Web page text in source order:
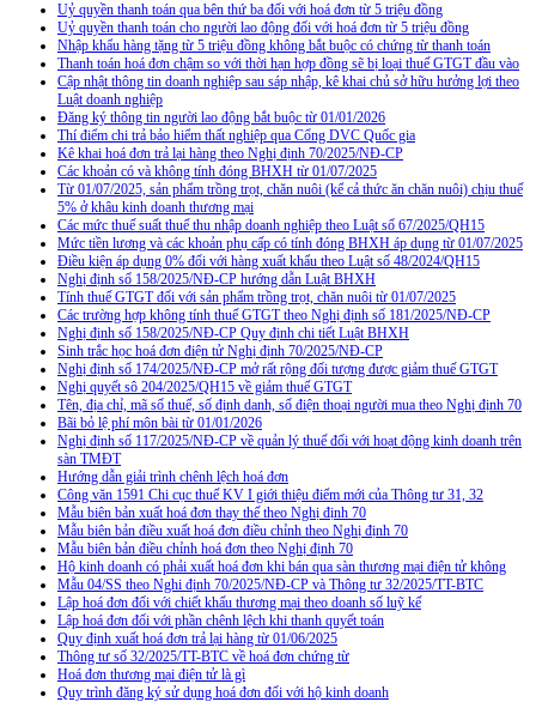
Uỷ quyền thanh toán qua bên thứ ba đối với hoá đơn từ 5 triệu đồng
Uỷ quyền thanh toán cho người lao động đối với hoá đơn từ 5 triệu đồng
Nhập khẩu hàng tặng từ 5 triệu đồng không bắt buộc có chứng từ thanh toán
Thanh toán hoá đơn chậm so với thời hạn hợp đồng sẽ bị loại thuế GTGT đầu vào
Cập nhật thông tin doanh nghiệp sau sáp nhập, kê khai chủ sở hữu hưởng lợi theo
Luật doanh nghiệp
Đăng ký thông tin người lao động bắt buộc từ 01/01/2026
Thí điểm chi trả bảo hiểm thất nghiệp qua Cổng DVC Quốc gia
Kê khai hoá đơn trả lại hàng theo Nghị định 70/2025/NĐ-CP
Các khoản có và không tính đóng BHXH từ 01/07/2025
Từ 01/07/2025, sản phẩm trồng trọt, chăn nuôi (kể cả thức ăn chăn nuôi) chịu thuế
5% ở khâu kinh doanh thương mại
Các mức thuế suất thuế thu nhập doanh nghiệp theo Luật số 67/2025/QH15
Mức tiền lương và các khoản phụ cấp có tính đóng BHXH áp dụng từ 01/07/2025
Điều kiện áp dụng 0% đối với hàng xuất khẩu theo Luật số 48/2024/QH15
Nghị định số 158/2025/NĐ-CP hướng dẫn Luật BHXH
Tính thuế GTGT đối với sản phẩm trồng trọt, chăn nuôi từ 01/07/2025
Các trường hợp không tính thuế GTGT theo Nghị định số 181/2025/NĐ-CP
Nghị định số 158/2025/NĐ-CP Quy định chi tiết Luật BHXH
Sinh trắc học hoá đơn điện tử Nghị định 70/2025/NĐ-CP
Nghị định số 174/2025/NĐ-CP mở rất rộng đối tượng được giảm thuế GTGT
Nghị quyết sô 204/2025/QH15 về giảm thuế GTGT
Tên, địa chỉ, mã số thuế, số định danh, số điện thoại người mua theo Nghị định 70
Bãi bỏ lệ phí môn bài từ 01/01/2026
Nghị định số 117/2025/NĐ-CP về quản lý thuế đối với hoạt động kinh doanh trên
sàn TMĐT
Hướng dẫn giải trình chênh lệch hoá đơn
Công văn 1591 Chi cục thuế KV I giới thiệu điểm mới của Thông tư 31, 32
Mẫu biên bản xuất hoá đơn thay thế theo Nghị định 70
Mẫu biên bản điều xuất hoá đơn điều chỉnh theo Nghị định 70
Mẫu biên bản điều chỉnh hoá đơn theo Nghị định 70
Hộ kinh doanh có phải xuất hoá đơn khi bán qua sàn thương mại điện tử không
Mẫu 04/SS theo Nghi định 70/2025/NĐ-CP và Thông tư 32/2025/TT-BTC
Lập hoá đơn đối với chiết khấu thương mại theo doanh số luỹ kế
Lập hoá đơn đối với phần chênh lệch khi thanh quyết toán
Quy định xuất hoá đơn trả lại hàng từ 01/06/2025
Thông tư số 32/2025/TT-BTC về hoá đơn chứng từ
Hoá đơn thương mại điện tử là gì
Quy trình đăng ký sử dụng hoá đơn đối với hộ kinh doanh